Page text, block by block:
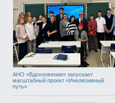
АНО «Вдохновение» запускает
масштабный проект «Инклюзивный
путь»